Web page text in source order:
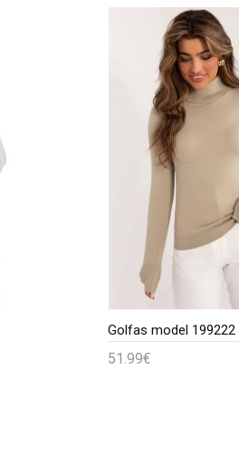
Golfas model 199222
51.99€